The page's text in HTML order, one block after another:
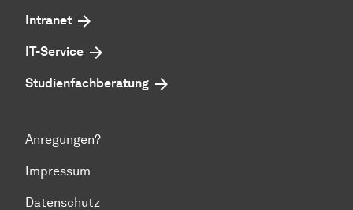
Intranet
IT-Service
Studienfachberatung
Anregungen?
Impressum
Datenschutz